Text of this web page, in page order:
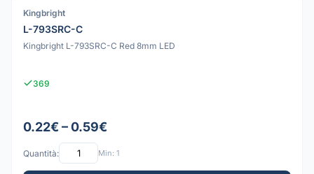
Kingbright
L-793SRC-C
Kingbright L-793SRC-C Red 8mm LED
369
0.22€ – 0.59€
Quantità: Min: 1